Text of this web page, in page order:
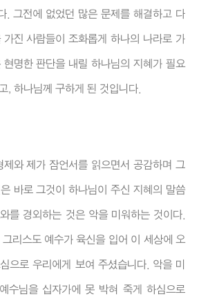
. 그전에 없었던 많은 문제를 해결하고 다
진 사람들이 조화롭게 하나의 나라로 가
명한 판단을 내릴 하나님의 지혜가 필요
, 하나님께 구하게 된 것입니다.
와 제가 잠언서를 읽으면서 공감하며 그
바로 그것이 하나님이 주신 지혜의 말씀
를 경외하는 것은 악을 미워하는 것이다.
리스도 예수가 육신을 입어 이 세상에 오
으로 우리에게 보여 주셨습니다. 악을 미
수님을 십자가에 못 박혀 죽게 하심으로